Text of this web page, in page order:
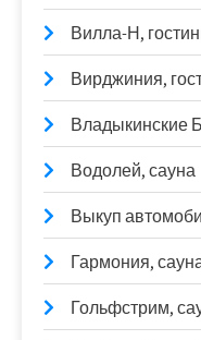
Вилла-Н,
Вирджиния,
Владыкинские
Водолей, сауна
Выкуп
Гармония,
Гольфстрим,